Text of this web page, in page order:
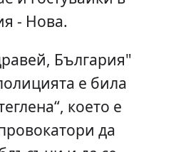
- Нова.
България"
е била
което е
да